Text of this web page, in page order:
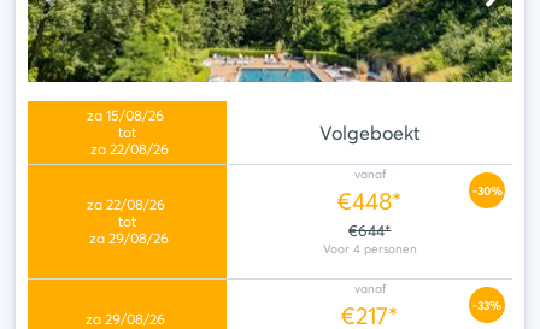
Volgeboekt
-30%
vanaf
€448*
€644*
-33%
vanaf
€217*